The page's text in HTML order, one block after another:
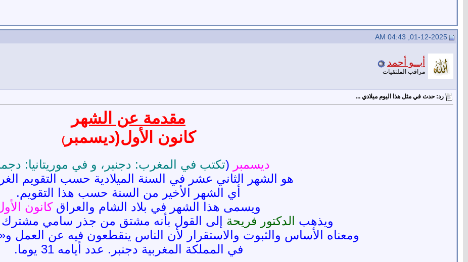
أبــو أحمد
مراقب الملتقيات
رد: حدث في مثل هذا اليوم ميلادي ...
مقدمة عن الشهر
كانون الأول(ديسمبر)
ديسمبر (تكتب في المغرب: دجنبر، و في موريتانيا:
هو الشهر الثاني عشر في السنة الميلادية حسب التقويم
أي الشهر الأخير من السنة حسب هذا التقويم.
ويسمى هذا الشهر في بلاد الشام والعراقكانون
ويذهب
الدكتور فريحة إلى القول بأنه مشتق من جذر سامي
ومعناه الأساس والثبوت والاستقرار لأن الناس ينقطعون فيه عن العمل و«
في المملكة المغربية دجنبر. عدد أيامه 31 يوما.